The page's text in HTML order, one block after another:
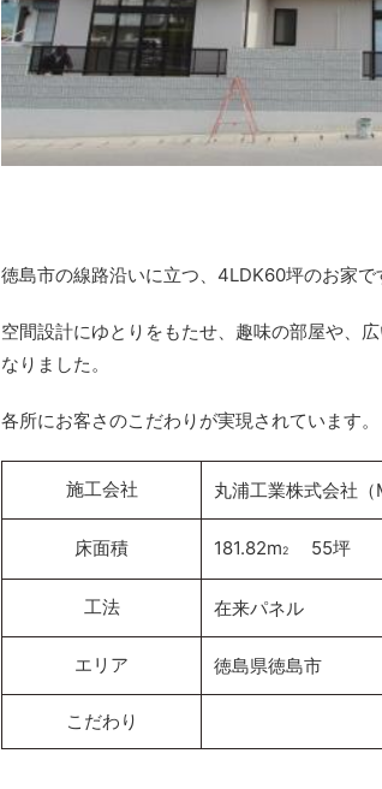
徳島市の線路沿いに立つ、4LDK60坪のお家で
空間設計にゆとりをもたせ、趣味の部屋や、
なりました。
各所にお客さのこだわりが実現されています。
施工会社 丸浦工業株式会社（
床面積 181.82m2 55坪
工法 在来パネル
エリア 徳島県徳島市
こだわり